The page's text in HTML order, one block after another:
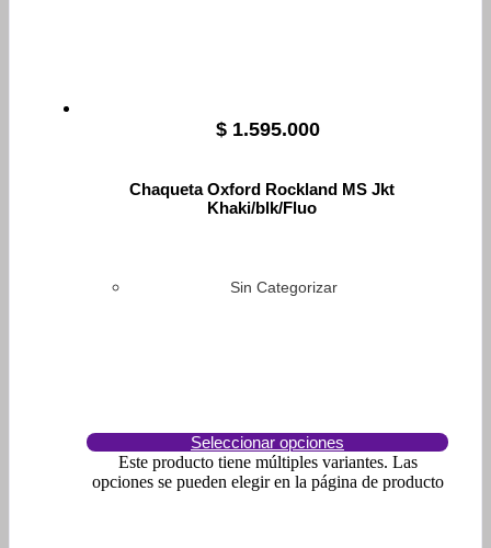
$1.595.000
Chaqueta Oxford Rockland MS Jkt
Khaki/blk/Fluo
Sin Categorizar
Seleccionar opciones
Este producto tiene múltiples variantes. Las
opciones se pueden elegir en la página de producto